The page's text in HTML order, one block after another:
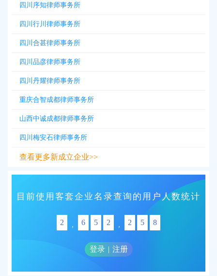
四川序知律师事务所
四川行川律师事务所
四川合甚律师事务所
四川品彦律师事务所
四川丹耀律师事务所
重庆合智成都律师事务所
山西中诚成都律师事务所
四川梅安石律师事务所
查看更多新成立企业>>
目前使用客套企业名录查询的用户人数统计
2 , 6 5 2 , 2 5 8
登录 | 注册